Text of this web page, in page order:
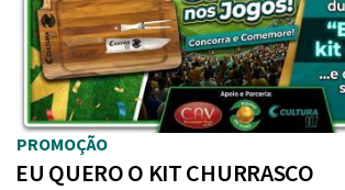
PROMOÇÃO
EU QUERO O KIT CHURRASCO